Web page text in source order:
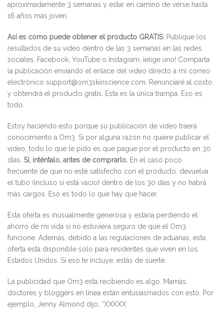
aproximadamente 3 semanas y estar en camino de verse hasta
16 años más joven.
Así es como puede obtener el producto GRATIS: Publique los
resultados de su video dentro de las 3 semanas en las redes
sociales. Facebook, YouTube o Instagram, ¡elige uno! Comparta
la publicación enviando el enlace del video directo a mi correo
electrónico support@om3skinscience.com. Renunciaré al costo
y obtendrá el producto gratis. Esta es la única trampa. Eso es
todo.
Estoy haciendo esto porque su publicación de video traerá
conocimiento a Om3. Si por alguna razón no quiere publicar el
video, todo lo que le pido es que pague por el producto en 30
días. Sí, inténtalo, antes de comprarlo. En el caso poco
frecuente de que no esté satisfecho con el producto, devuelva
el tubo (incluso si está vacío) dentro de los 30 días y no habrá
más cargos. Eso es todo lo que hay que hacer.
Esta oferta es inusualmente generosa y estaría perdiendo el
ahorro de mi vida si no estuviera seguro de que el Om3
funcione. Además, debido a las regulaciones de aduanas, esta
oferta está disponible solo para residentes que viven en los
Estados Unidos. Si eso te incluye, estás de suerte.
La publicidad que Om3 está recibiendo es algo. Mamás,
doctores y bloggers en línea están entusiasmados con esto. Por
ejemplo, Jenny Almond dijo, “XXXXX